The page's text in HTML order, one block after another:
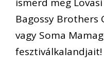
Bagossy Brothers
vagy Soma
fesztiválkalandjait!